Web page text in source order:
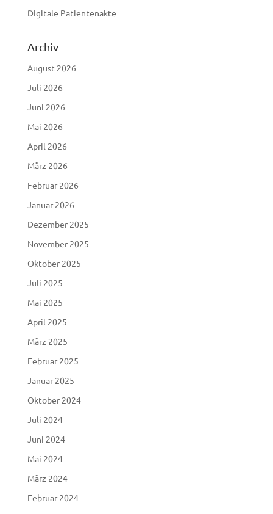
Digitale Patientenakte
Archiv
August 2026
Juli 2026
Juni 2026
Mai 2026
April 2026
März 2026
Februar 2026
Januar 2026
Dezember 2025
November 2025
Oktober 2025
Juli 2025
Mai 2025
April 2025
März 2025
Februar 2025
Januar 2025
Oktober 2024
Juli 2024
Juni 2024
Mai 2024
März 2024
Februar 2024